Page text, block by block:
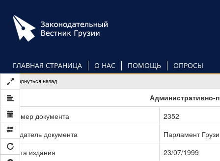
основному
содержанию
ГЛАВНАЯ СТРАНИЦА О НАС ПОМОЩЬ ОПРОСЫ
Вернуться назад
Административно-
Номер документа
2352
Издатель документа
Парламент
Дата издания
23/07/1999